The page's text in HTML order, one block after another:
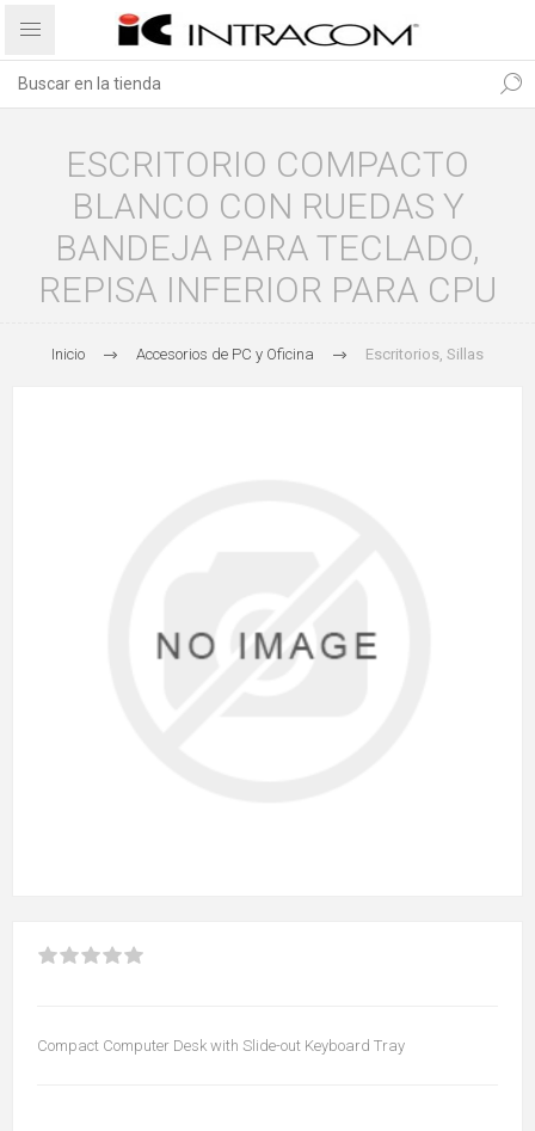
ESCRITORIO COMPACTO
BLANCO CON RUEDAS Y
BANDEJA PARA TECLADO,
REPISA INFERIOR PARA CPU
Inicio Accesorios de PC y Oficina Escritorios, Sillas
Compact Computer Desk with Slide-out Keyboard Tray